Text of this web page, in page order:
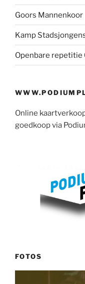
Goors Mannenkoor
Kamp
Openbare
Online
goedkoop via
FOTOS